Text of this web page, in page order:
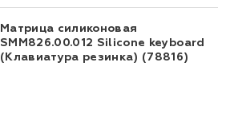
Матрица силиконовая
SMM826.00.012 Silicone keyboard
(Клавиатура резинка) (78816)